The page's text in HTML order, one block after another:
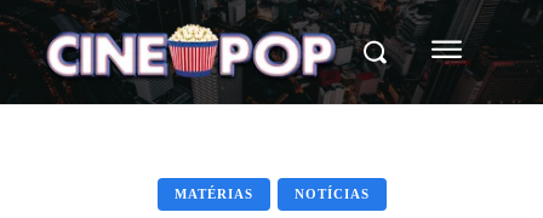
MATÉRIAS NOTÍCIAS